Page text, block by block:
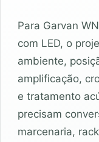
Para Garvan
com LED, o
ambiente,
amplificação,
e tratamento
precisam
marcenaria,